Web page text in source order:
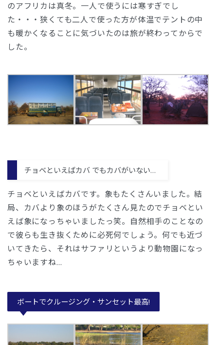
のアフリカは真冬。一人で使うには寒すぎでし
た・・・狭くても二人で使った方が体温でテントの中
も暖かくなることに気づいたのは旅が終わってからで
した。
チョベといえばカバ でもカバがいない…
チョベといえばカバです。象もたくさんいました。結
局、カバより象のほうがたくさん見たのでチョベとい
えば象になっちゃいましたっ笑。自然相手のことなの
で彼らも生き抜くために必死何でしょう。何でも近づ
いてきたら、それはサファリというより動物園になっ
ちゃいますね…
ボートでクルージング・サンセット最高!